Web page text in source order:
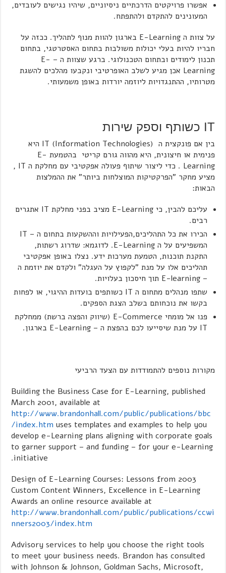
אפשרו פרויקטים הדרכתיים ניסיוניים, שיהיו נגישים לעובדים,
המעונינים להתקדם ולהתפתח.
על צוות ה E-Learning בארגון להוות מנוף לתהליך. ככזה על
חבריו להיות בעלי יכולות משולבות בתחום האסטרטגי, בתחום
תכנון לימודים ובתחום הטכנולוגי. ברגע שצוות ה – E-
Learning אכן מגיע לשלב האופרטיבי ונקבעו מהלכים להשגת
מטרותיו, ההתנגדויות ליוזמה יורדות באופן משמעותי.
IT כשותף וספק שירות
בין אם פונקצית ה IT (Information Technologies) היא
פנימית או חיצונית, היא מהווה גורם קריטי בהטמעת E-
Learning . כדי ליצור שיתוף פעולה אפקטיבי עם מחלקת ה IT ,
מציע מחקר "הפרקטיקות המוצלחות ביותר" את ההמלצות
הבאות:
עליכם להבין, כי E-Learning מציב בפני מחלקת IT אתגרים
רבים.
הכירו את כל התהליכים,הפעילויות וההשקעות בתחום ה – IT
המשפיעים על ה E-Learning. לדוגמא: שדרוג רשתות,
התקנת תוכנות, הטמעת מערכות ידע. נצלו באופן אפקטיבי
תהליכים אלו על מנת "לקפוץ על העגלה" ולקדם את יוזמת ה
– E-learning תוך חיסכון בעלויות.
שתפו מנהלים מתחום ה IT כשותפים בועדות ההיגוי, או לפחות
בקשו את נוכחותם בשלב הצגת הספקים.
פנו אל מומחי E-Commerce (שיווק והפצה ברשת) ממחלקת
IT על מנת שיסייעו לכם בהפצת ה – E-Learning בארגון.
מקורות נוספים להתמודדות עם הצעד הרביעי
Building the Business Case for E-Learning, published
March 2001, available at
http://www.brandonhall.com/public/publications/bbc
/index.htm uses templates and examples to help you
develop e-Learning plans aligning with corporate goals
to garner support – and funding – for your e-Learning
initiative.
Design of E-Learning Courses: Lessons from 2003
Custom Content Winners, Excellence in E-Learning
Awards an online resource available at
http://www.brandonhall.com/public/publications/ccwi
nners2003/index.htm
Advisory services to help you choose the right tools
to meet your business needs. Brandon has consulted
with Johnson & Johnson, Goldman Sachs, Microsoft,